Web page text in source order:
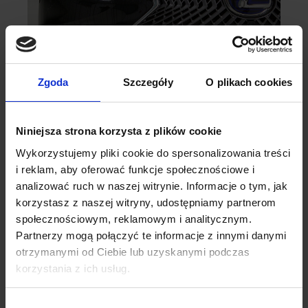
Zgoda Szczegóły O plikach cookies
Niniejsza strona korzysta z plików cookie
Wykorzystujemy pliki cookie do spersonalizowania treści
i reklam, aby oferować funkcje społecznościowe i
analizować ruch w naszej witrynie. Informacje o tym, jak
korzystasz z naszej witryny, udostępniamy partnerom
społecznościowym, reklamowym i analitycznym.
Partnerzy mogą połączyć te informacje z innymi danymi
otrzymanymi od Ciebie lub uzyskanymi podczas
korzystania z ich usług.